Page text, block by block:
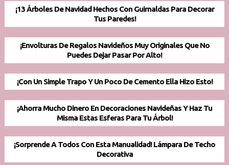
¡13 Árboles De Navidad Hechos Con Guirnaldas Para Decorar
Tus Paredes!
¡Envolturas De Regalos Navideños Muy Originales Que No
Puedes Dejar Pasar Por Alto!
¡Con Un Simple Trapo Y Un Poco De Cemento Ella Hizo Esto!
¡Ahorra Mucho Dinero En Decoraciones Navideñas Y Haz Tu
Misma Estas Esferas Para Tu Árbol!
¡Sorprende A Todos Con Esta Manualidad! Lámpara De Techo
Decorativa